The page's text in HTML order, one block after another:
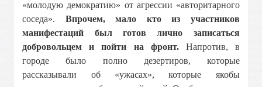
«молодую демократию» от агрессии «авторитарного
соседа». Впрочем, мало кто из участников
манифестаций был готов лично записаться
добровольцем и пойти на фронт.Напротив, в
городе было полно дезертиров, которые
рассказывали об «ужасах», которые якобы